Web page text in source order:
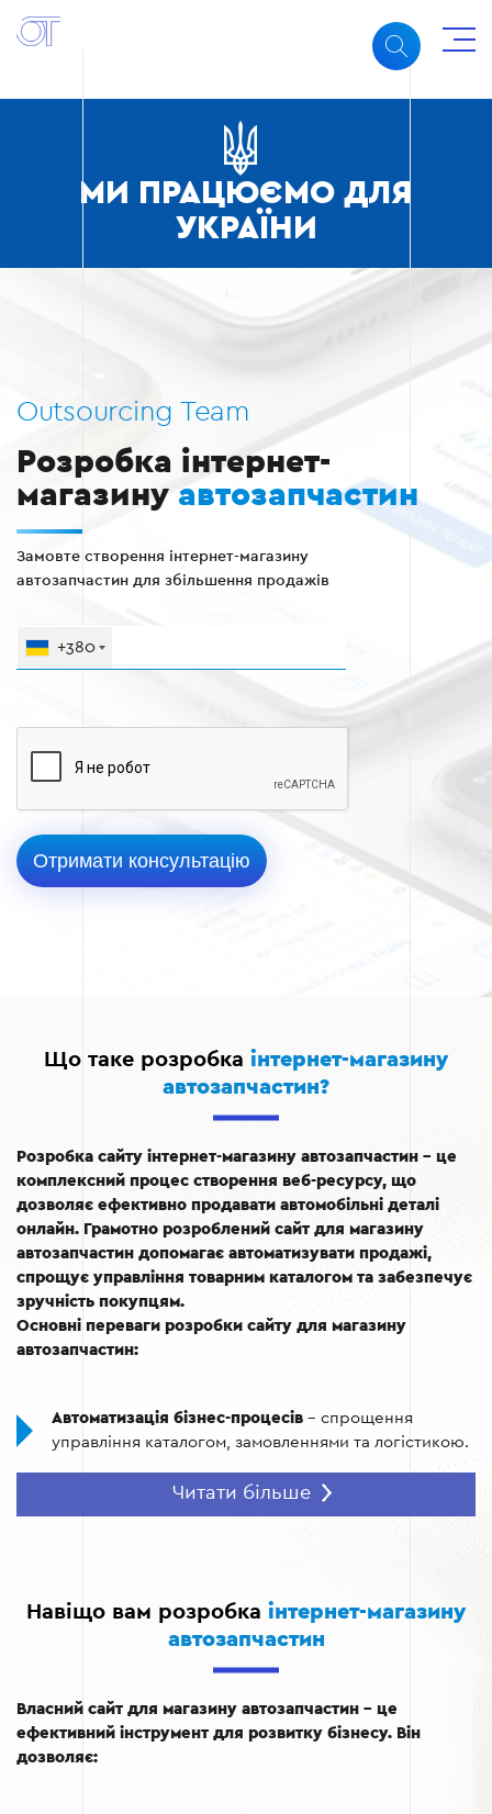
МИ ПРАЦЮЄМО ДЛЯ
УКРАЇНИ
Outsourcing Team
Розробка інтернет-
магазину автозапчастин
Замовте створення інтернет-магазину
автозапчастин для збільшення продажів
+380
Що таке розробка інтернет-магазину
автозапчастин?
Розробка сайту інтернет-магазину автозапчастин – це
комплексний процес створення веб-ресурсу, що
дозволяє ефективно продавати автомобільні деталі
онлайн. Грамотно розроблений сайт для магазину
автозапчастин допомагає автоматизувати продажі,
спрощує управління товарним каталогом та забезпечує
зручність покупцям.
Основні переваги розробки сайту для магазину
автозапчастин:
Автоматизація бізнес-процесів – спрощення
управління каталогом, замовленнями та логістикою.
Інтеграція з платіжними системами
Покращена взаємодія з клієнтами– можливість
швидкої комунікації через онлайн-чат або
SEO-оптимізація– залучення органічного трафіку
завдяки високим позиціям у пошукових системах.
Читати більше
Навіщо вам розробка інтернет-магазину
автозапчастин
Власний сайт для магазину автозапчастин – це
ефективний інструмент для розвитку бізнесу. Він
дозволяє: